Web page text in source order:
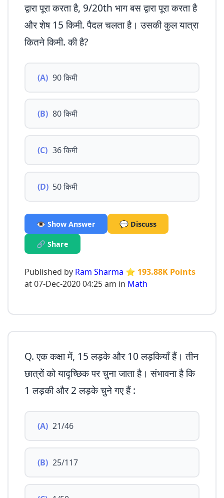
द्वारा पूरा करता है, 9/20th भाग बस द्वारा पूरा करता है
और शेष 15 किमी. पैदल चलता है। उसकी कुल यात्रा
कितने किमी. की है?
(A) 90 किमी
(B) 80 किमी
(C) 36 किमी
(D) 50 किमी
👁️ Show Answer 💬 Discuss
🔗 Share
Published by Ram Sharma ⭐ 193.88K Points
at 07-Dec-2020 04:25 am in Math
Q. एक कक्षा में, 15 लड़के और 10 लड़कियाँ हैं। तीन
छात्रों को यादृच्छिक पर चुना जाता है। संभावना है कि
1 लड़की और 2 लड़के चुने गए हैं :
(A) 21/46
(B) 25/117